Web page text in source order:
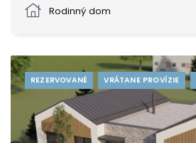
Rodinný dom
REZERVOVANÉ VRÁTANE PROVÍZIE